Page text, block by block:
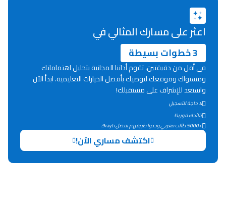
دليل المهن
ما يزيد عن 149 مهنة
دليل التوجيه
التوجيه بالثانوي و الإعدادي
اعثر على مسارك المثالي في
3 خطوات بسيطة
في أقل من دقيقتين، تقوم أداتنا المجانية بتحليل اهتماماتك
ومستواك وموقعك لتوصيك بأفضل الخيارات التعليمية. ابدأ الآن
واستعد للإشراف على مستقبلك!
لا حاجة للتسجيل
نتائجك فورية!
+5000 طالب مغربي وجدوا طريقهم بفضل 9rayti.
اكتشف مساري الآن!